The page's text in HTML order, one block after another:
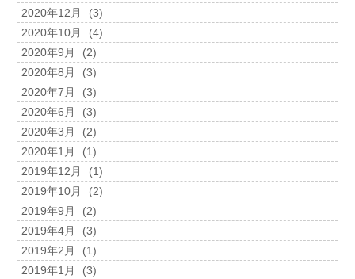
2020年12月
(3)
2020年10月
(4)
2020年9月
(2)
2020年8月
(3)
2020年7月
(3)
2020年6月
(3)
2020年3月
(2)
2020年1月
(1)
2019年12月
(1)
2019年10月
(2)
2019年9月
(2)
2019年4月
(3)
2019年2月
(1)
2019年1月
(3)